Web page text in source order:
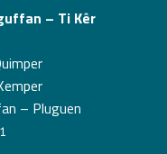
– Ti Kêr
– Pluguen